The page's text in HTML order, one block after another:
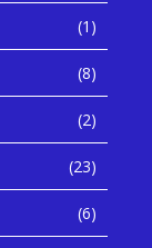
(1)
(8)
(2)
(23)
(6)